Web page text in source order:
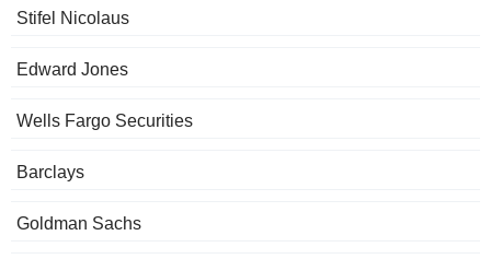
Stifel Nicolaus
Edward Jones
Wells Fargo Securities
Barclays
Goldman Sachs